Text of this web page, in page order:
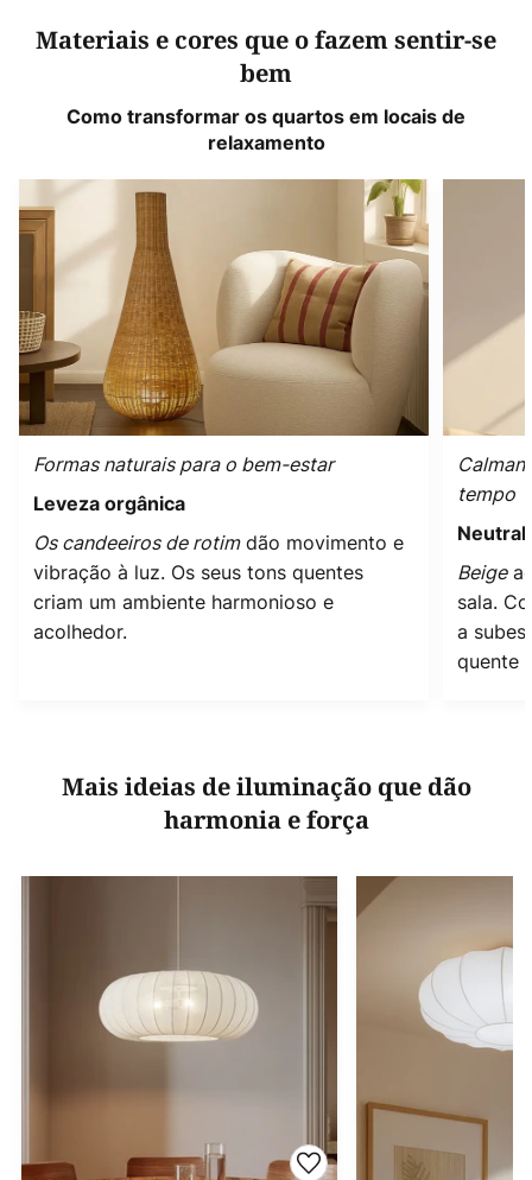
Materiais e cores que o fazem sentir-se
bem
Como transformar os quartos em locais de
relaxamento
Formas naturais para o bem-estar
Leveza orgânica
Os candeeiros de rotimdão movimento e
vibração à luz. Os seus tons quentes
criam um ambiente harmonioso e
acolhedor.
tempo
Beige
sala.
a
quente
Mais ideias de iluminação que dão
harmonia e força